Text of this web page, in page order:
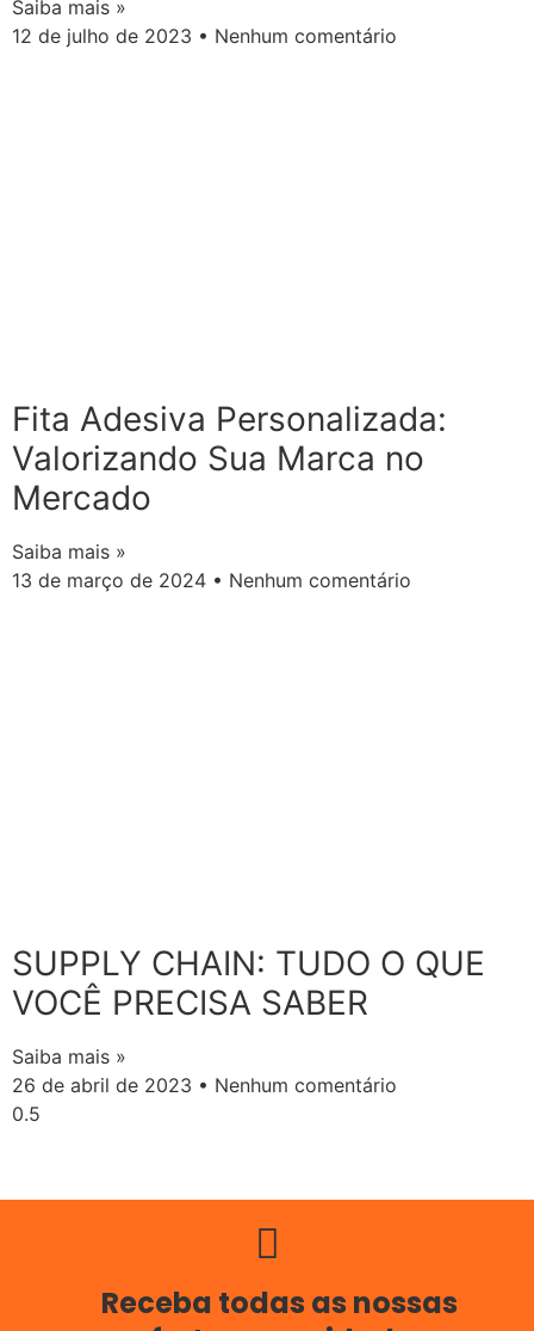
Saiba mais »
12 de julho de 2023
Nenhum comentário
Fita Adesiva Personalizada:
Valorizando Sua Marca no
Mercado
Saiba mais »
13 de março de 2024
Nenhum comentário
SUPPLY CHAIN: TUDO O QUE
VOCÊ PRECISA SABER
Saiba mais »
26 de abril de 2023
Nenhum comentário
Receba todas as nossas